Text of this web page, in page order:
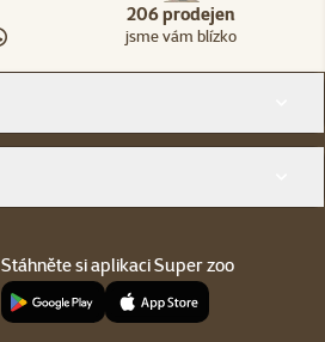
206 prodejen
jsme vám blízko
Stáhněte si aplikaci Super zoo